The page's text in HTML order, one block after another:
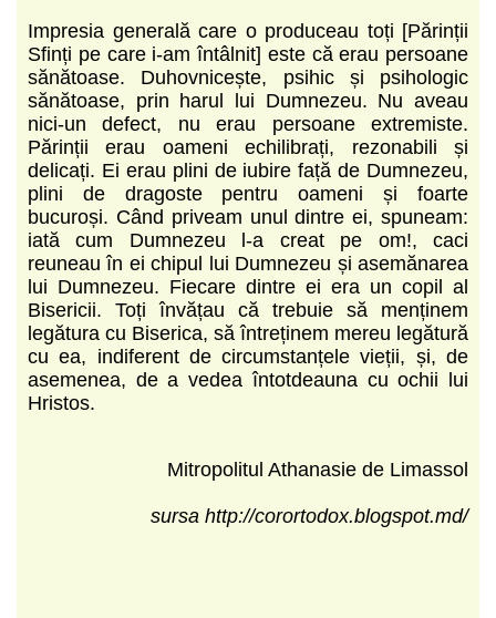
Impresia generală care o produceau toți [Părinții
Sfinți pe care i-am întâlnit] este că erau persoane
sănătoase. Duhovnicește, psihic și psihologic
sănătoase, prin harul lui Dumnezeu. Nu aveau
nici-un defect, nu erau persoane extremiste.
Părinții erau oameni echilibrați, rezonabili și
delicați. Ei erau plini de iubire față de Dumnezeu,
plini de dragoste pentru oameni și foarte
bucuroși. Când priveam unul dintre ei, spuneam:
iată cum Dumnezeu l-a creat pe om!, caci
reuneau în ei chipul lui Dumnezeu și asemănarea
lui Dumnezeu. Fiecare dintre ei era un copil al
Bisericii. Toți învățau că trebuie să menținem
legătura cu Biserica, să întreținem mereu legătură
cu ea, indiferent de circumstanțele vieții, și, de
asemenea, de a vedea întotdeauna cu ochii lui
Hristos.
Mitropolitul Athanasie de Limassol
sursa http://corortodox.blogspot.md/